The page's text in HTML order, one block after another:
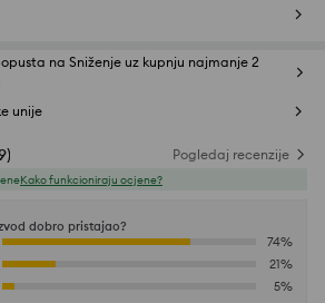
na Sniženje uz kupnju najmanje 2
unije
) Pogledaj recenzije
Kako funkcioniraju ocjene?
dobro pristajao?
74%
21%
5%